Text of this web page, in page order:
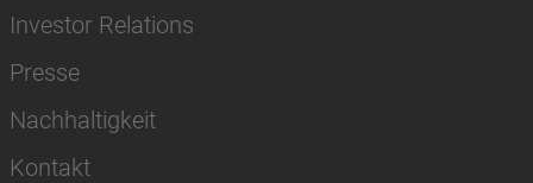
Investor Relations
Presse
Nachhaltigkeit
Kontakt